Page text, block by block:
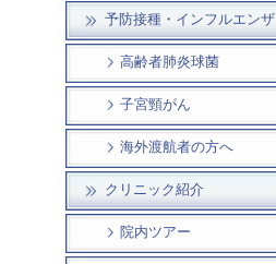
予防接種・インフルエンザ
高齢者肺炎球菌
子宮頸がん
海外渡航者の方へ
クリニック紹介
院内ツアー